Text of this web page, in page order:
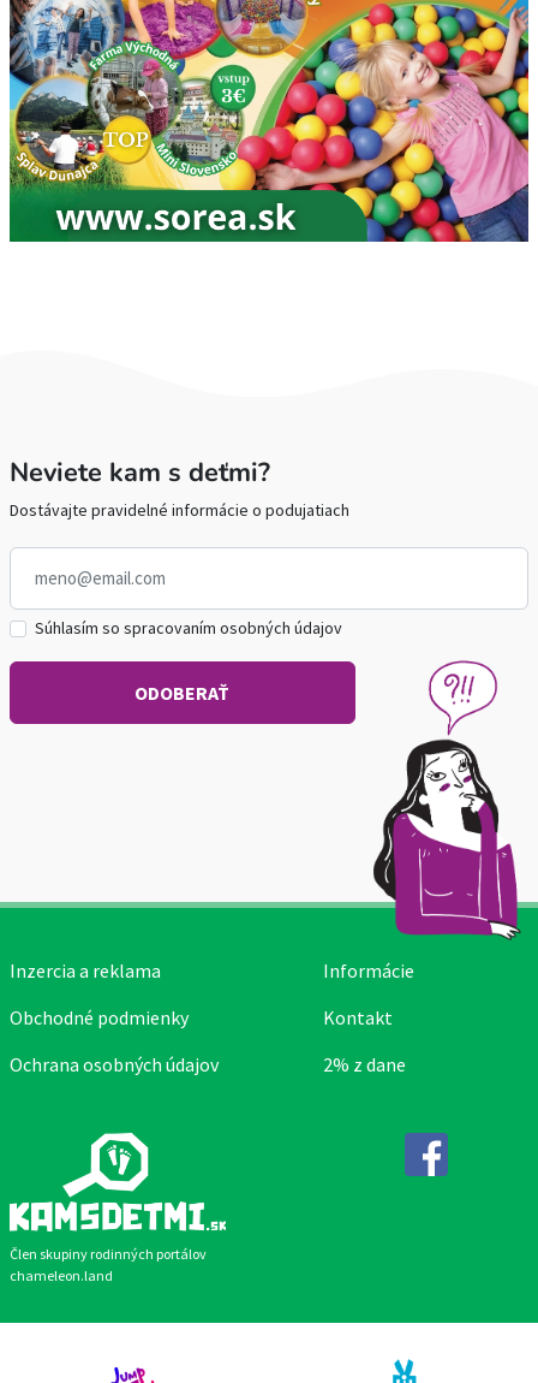
Neviete kam s deťmi?
Dostávajte pravidelné informácie o podujatiach
Súhlasím so spracovaním osobných údajov
Člen skupiny rodinných portálov
chameleon.land
Inzercia a reklama
Obchodné podmienky
Ochrana osobných údajov
Informácie
Kontakt
2% z dane